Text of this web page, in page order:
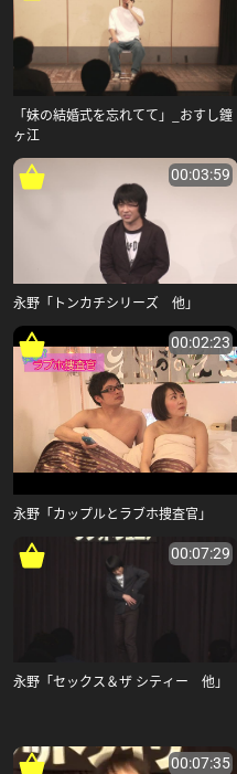
「妹の結婚式を忘れてて」_おすし鐘
ヶ江
00:03:59
永野「トンカチシリーズ 他」
00:02:23
永野「カップルとラブホ捜査官」
00:07:29
永野「セックス＆ザ シティー 他」
00:07:35